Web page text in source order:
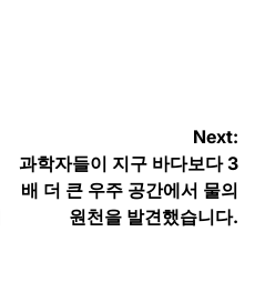
Next:
과학자들이 지구 바다보다 3
배 더 큰 우주 공간에서 물의
원천을 발견했습니다.